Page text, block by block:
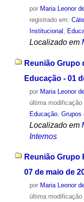
por Maria Leonor
registrado em:
Institucional
Localizado em
Reunião Grupo
Educação - 01
por Maria Leonor
última modificação
Educação, Grupos
Localizado em
Internos
Reunião Grupo
07 de maio de
por Maria Leonor
última modificação